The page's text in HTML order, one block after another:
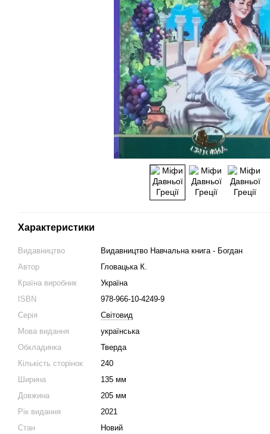
Характеристики
Видавництво
Видавництво Навчальна книга - Богдан
Автор
Гловацька К.
Країна виробник
Україна
ISBN
978-966-10-4249-9
Серія
Світовид
Мова видання
українська
Обкладинка
Тверда
Кількість сторінок
240
Ширина
135 мм
Довжина
205 мм
Рік видання
2021
Стан
Новий